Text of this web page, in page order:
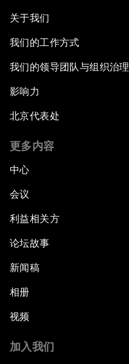
关于我们
我们的工作方式
我们的领导团队与组织治理
影响力
北京代表处
更多内容
中心
会议
利益相关方
论坛故事
新闻稿
相册
视频
加入我们